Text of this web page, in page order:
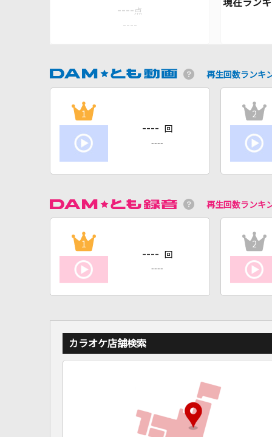
---- 点
----
再生回数ランキ
1
---- 回
----
2
再生回数ランキ
1
---- 回
----
2
カラオケ店舗検索